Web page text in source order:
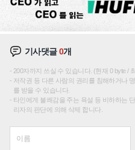
기사댓글0개
200자까지 쓰실 수 있습니다. (현재 0 byte /
저작권 등 다른 사람의 권리를 침해하거나
를 받을 수 있습니다.
타인에게 불쾌감을 주는 욕설 등 비하하는
리자의 판단에 의해 삭제 합니다.